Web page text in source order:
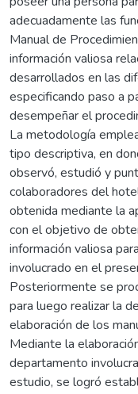
adecuadamente las
Manual de
información valiosa
desarrollados en las
especificando paso a
desempeñar el
La metodología
tipo descriptiva, en
observó, estudió y
colaboradores del
obtenida mediante la
con el objetivo de
información valiosa
involucrado en el
Posteriormente se
para luego realizar la
elaboración de los
Mediante la
departamento
estudio, se logró